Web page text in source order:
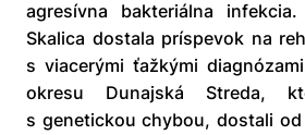
agresívna bakteriálna
Skalica dostala príspevok na
s viacerými ťažkými
okresu Dunajská Streda,
s genetickou chybou, dostali